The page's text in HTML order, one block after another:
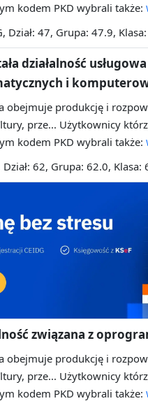
kodem PKD wybrali także:
Dział: 47, Grupa: 47.9,
działalność
i
obejmuje produkcję i
prze... Użytkownicy
kodem PKD wybrali także:
Dział: 62, Grupa: 62.0, Klasa:
związana z
obejmuje produkcję i
prze... Użytkownicy
kodem PKD wybrali także: